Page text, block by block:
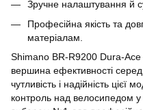
Зручне налаштування й
Професійна якість та
матеріалам.
Shimano BR-R9200 Dura-
вершина ефективності серед
чутливість і надійність
контроль над велосипедом у